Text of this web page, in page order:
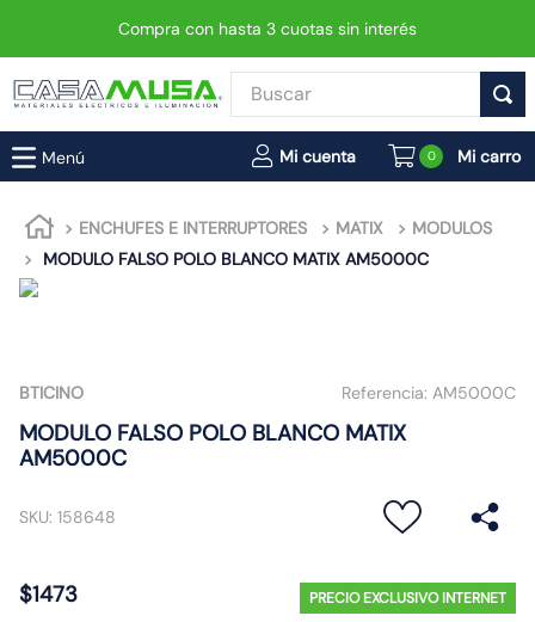
Compra con hasta 3 cuotas sin interés
Buscar
0
ENCHUFES E INTERRUPTORES MATIX
MODULOS
MODULO FALSO POLO BLANCO MATIX AM5000C
BTICINO Referencia: AM5000C
MODULO FALSO POLO BLANCO MATIX
AM5000C
SKU: 158648
$1473 PRECIO EXCLUSIVO INTERNET
TÉRMINOS MÁS BUSCADOS
1.
enchufe
2.
interruptor
3 .
foco
matixgo
7.
foco led